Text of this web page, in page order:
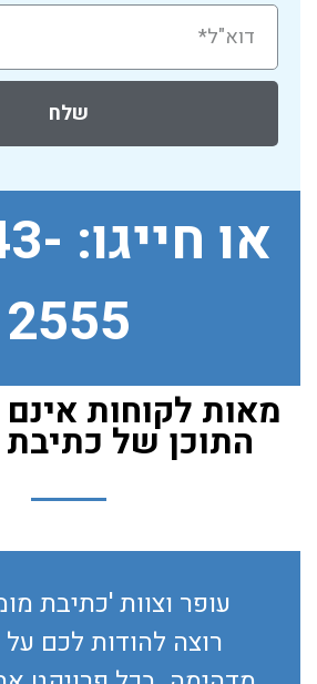
שלח
או חייגו:
2555
מאות לקוחות
התוכן של
עופר וצוות 'כתיבת
רוצה להודות לכם